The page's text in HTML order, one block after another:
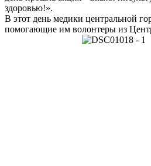
здоровью!».
В этот день медики центральной
помогающие им волонтеры из